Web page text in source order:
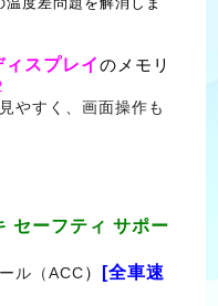
スプレイのメモリ
やすく、画面操作も
セーフティ サポー
ル（ACC）
[全車速